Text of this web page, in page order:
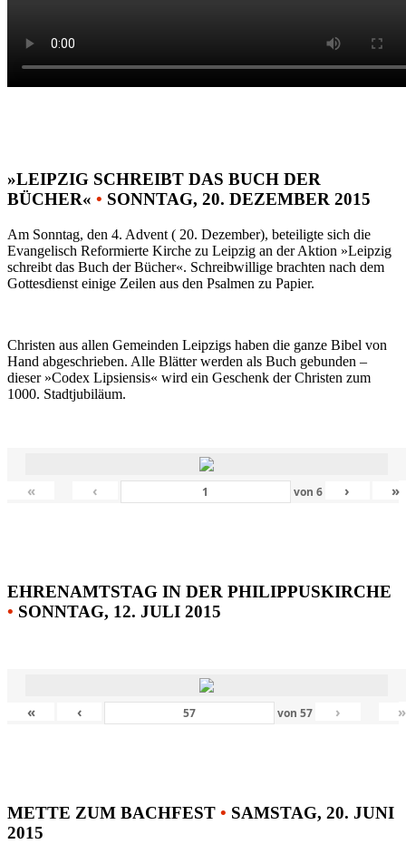
»LEIPZIG SCHREIBT DAS BUCH DER
BÜCHER« • SONNTAG, 20. DEZEMBER 2015
Am Sonntag, den 4. Advent ( 20. Dezember), beteiligte sich die
Evangelisch Reformierte Kirche zu Leipzig an der Aktion »Leipzig
schreibt das Buch der Bücher«. Schreibwillige brachten nach dem
Gottesdienst einige Zeilen aus den Psalmen zu Papier.
Christen aus allen Gemeinden Leipzigs haben die ganze Bibel von
Hand abgeschrieben. Alle Blätter werden als Buch gebunden –
dieser »Codex Lipsiensis« wird ein Geschenk der Christen zum
1000. Stadtjubiläum.
« ‹ von 6 › »
EHRENAMTSTAG IN DER PHILIPPUSKIRCHE
• SONNTAG, 12. JULI 2015
« ‹ von57 › »
METTE ZUM BACHFEST • SAMSTAG, 20. JUNI
2015